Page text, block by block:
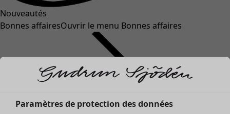
Nouveautés
Bonnes affairesOuvrir le menu Bonnes affaires
Paramètres de protection des données